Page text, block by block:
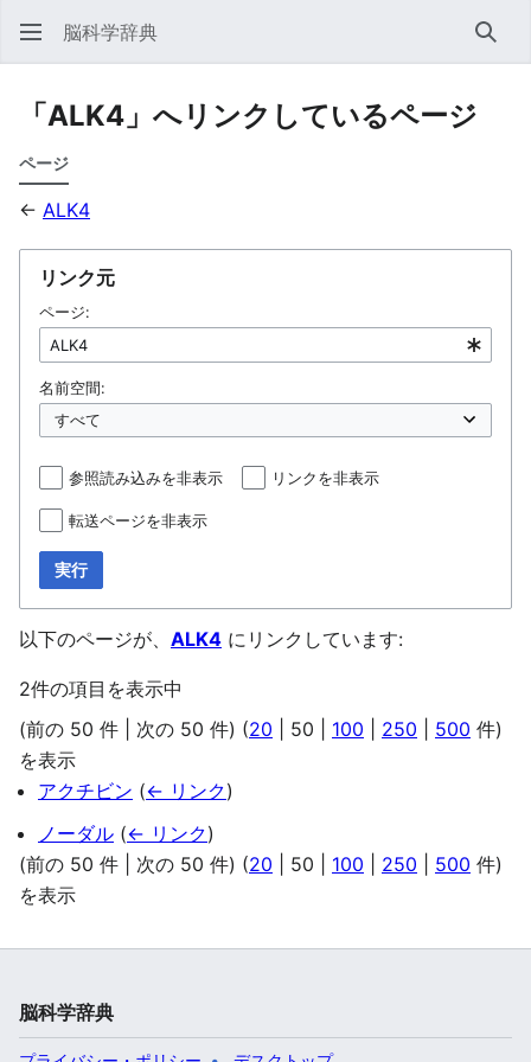
脳科学辞典 検索
「ALK4」へリンクしているページ
ページ
← ALK4
リンク元
ページ:
名前空間:
参照読み込みを非表示 リンクを非表示
転送ページを非表示
実行
以下のページが、 ALK4 にリンクしています:
2件の項目を表示中
(前の 50 件 次の 50 件) (20 50 100 250 500 件)
を表示
アクチビン (← リンク)
ノーダル (← リンク)
(前の 50 件 次の 50 件) (20 50 100 250 500 件)
を表示
脳科学辞典